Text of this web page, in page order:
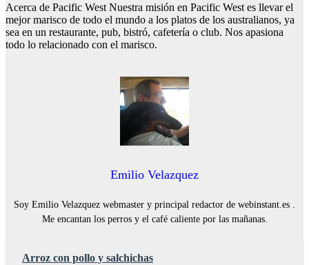
Acerca de Pacific West Nuestra misión en Pacific West es llevar el
mejor marisco de todo el mundo a los platos de los australianos, ya
sea en un restaurante, pub, bistró, cafetería o club. Nos apasiona
todo lo relacionado con el marisco.
Emilio Velazquez
Soy Emilio Velazquez webmaster y principal redactor de webinstant.es .
Me encantan los perros y el café caliente por las mañanas.
Arroz con pollo y salchichas